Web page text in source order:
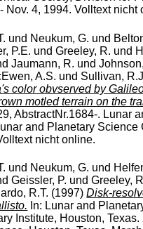
Nov. 4, 1994. Volltext nicht
und Neukum, G. und
P.E. undGreeley, R. und
Jaumann, R. und
A.S. und Sullivan,
color obvserved by
motled terrain on the
AbstractNr.1684-. Lunar
and Planetary Science
nicht online.
und Neukum, G. und
Geissler, P. undGreeley,
R.T. (1997)Disk-
In: Lunar and
Institute, Houston,